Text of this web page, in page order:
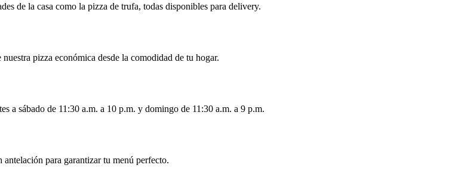
de la casa como la pizza de trufa, todas disponibles para delivery.
pizza económica desde la comodidad de tu hogar.
a sábado de 11:30 a.m. a 10 p.m. y domingo de 11:30 a.m. a 9 p.m.
antelación para garantizar tu menú perfecto.